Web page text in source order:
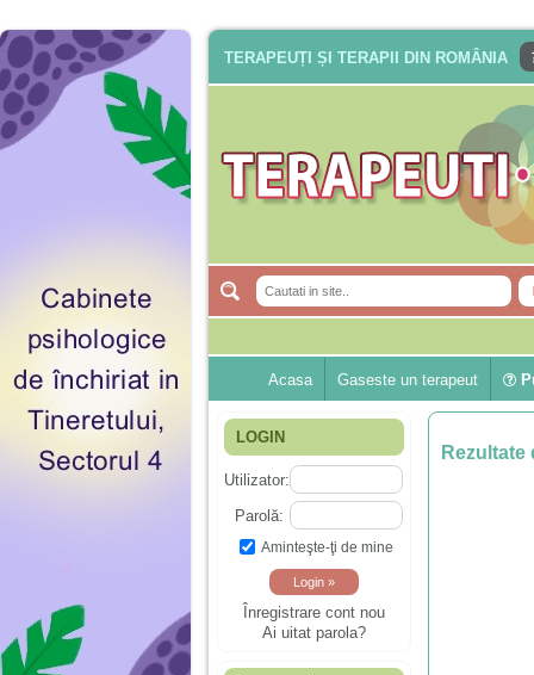
TERAPEUȚI ȘI TERAPII DIN ROMÂNIA
Acasa Gaseste un terapeut
LOGIN
Utilizator:
Parolă:
Aminteşte-ţi de mine
Înregistrare cont nou
Ai uitat parola?
Rezultate